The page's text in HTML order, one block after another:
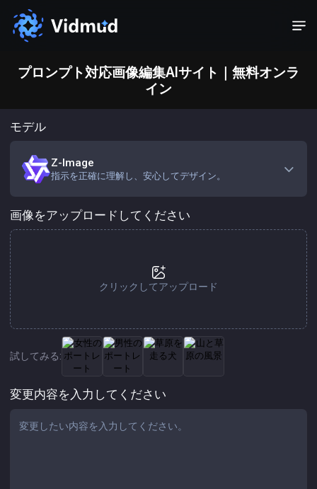
モデル
Z-Image
指示を正確に理解し、安心してデザイン。
画像をアップロードしてください
クリックしてアップロード
試してみる:
変更内容を入力してください
プロンプト対応画像編集AIサイト｜無料オンラ
イン